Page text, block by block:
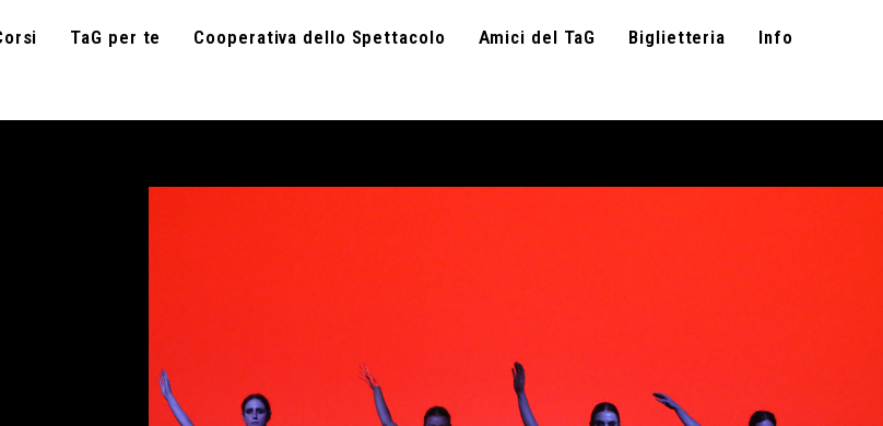
TaG per te Cooperativa dello Spettacolo Amici del TaG Biglietteria Info